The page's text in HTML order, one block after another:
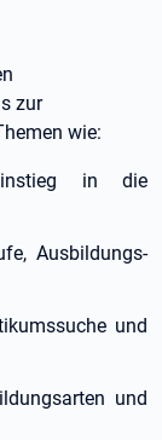
zur
wie:
in die
Ausbildungs-
und
und